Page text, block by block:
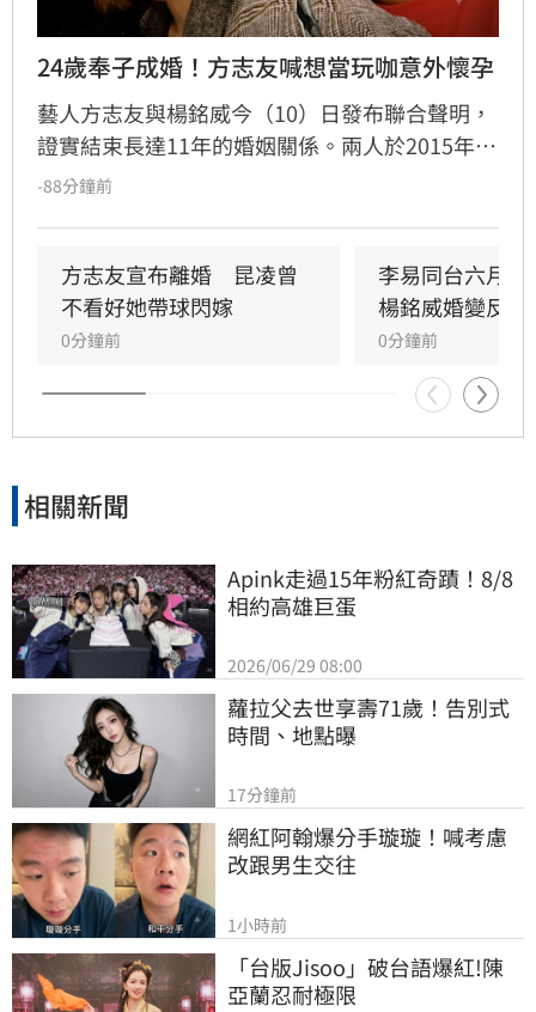
24歲奉子成婚！方志友喊想當玩咖意外懷孕
藝人方志友與楊銘威今（10）日發布聯合聲明，
證實結束長達11年的婚姻關係。兩人於2015年奉
子成婚，育有一子一女。回顧這段婚姻，方志友
聞引發軒然大波，儘管當時經紀人出面澄清，仍
讓夫妻關係備受考驗。如今兩人決定和平分手，
聲明強調雖無法再做情人，但永遠是家人，未來
將共同肩負育兒責任。雙方對離婚細節保持低
調，請求外界給予空間，並承諾在各自領域穩定
前行，珍惜過往十二年的陪伴與包容。
-88分鐘前
方志友宣布離婚　昆凌曾
不看好她帶球閃嫁
0分鐘前
李易同台六月
楊銘威婚變反應
0分鐘前
相關新聞
Apink走過15年粉紅奇蹟！8/8
相約高雄巨蛋
2026/06/29 08:00
蘿拉父去世享壽71歲！告別式
時間、地點曝
17分鐘前
網紅阿翰爆分手璇璇！喊考慮
改跟男生交往
1小時前
「台版Jisoo」破台語爆紅!陳
亞蘭忍耐極限